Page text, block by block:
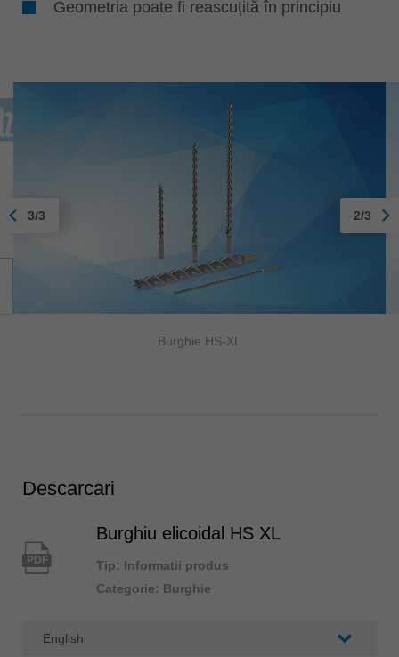
Geometria poate fi reascuțită în principiu
Burghie HS-XL
3/3 2/3
Descarcari
PDF
Burghiu elicoidal HS XL
Tip: Informatii produs
Categorie: Burghie